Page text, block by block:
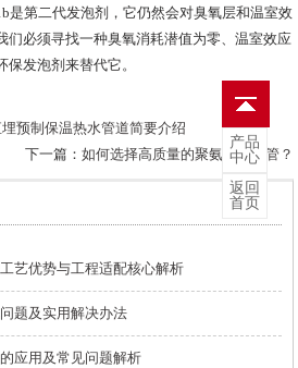
是第二代发泡剂，它仍然会对臭氧层和温室效
们必须寻找一种臭氧消耗潜值为零、温室效应
发泡剂来替代它。
预制保温热水管道简要介绍
下一篇： 如何选择高质量的聚氨酯保温管？
艺优势与工程适配核心解析
题及实用解决办法
应用及常见问题解析
产品
中心
返回
首页